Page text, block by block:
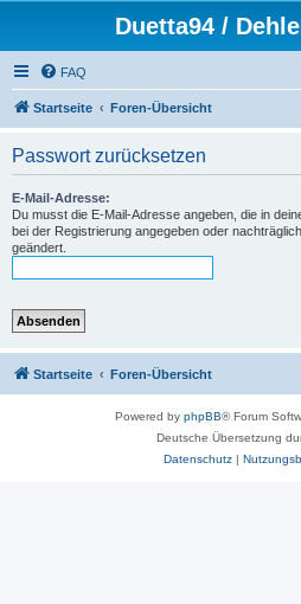
Duetta94 /
FAQ
Startseite Foren-Übersicht
Passwort zurücksetzen
E-Mail-Adresse:
Du musst die E-Mail-Adresse angeben, die in
bei der Registrierung angegeben oder
geändert.
Startseite Foren-Übersicht
Powered by phpBB® Forum
Deutsche Übersetzung
Datenschutz|